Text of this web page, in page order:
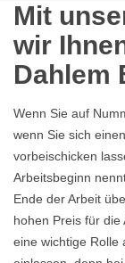
Mit
wir
Dahlem
Wenn Sie auf
wenn Sie sich
vorbeischicken
Arbeitsbeginn
Ende der Arbeit
hohen Preis für
eine wichtige Rolle